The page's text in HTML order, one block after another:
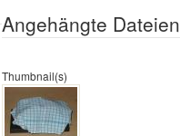
Angehängte Dateien
Thumbnail(s)